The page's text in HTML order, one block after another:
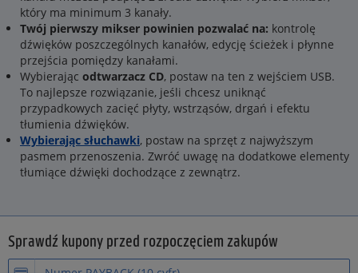
który ma minimum 3 kanały.
Twój pierwszy mikser powinien pozwalać na: kontrolę
dźwięków poszczególnych kanałów, edycję ścieżek i płynne
przejścia pomiędzy kanałami.
Wybierając odtwarzacz CD, postaw na ten z wejściem USB.
To najlepsze rozwiązanie, jeśli chcesz uniknąć
przypadkowych zacięć płyty, wstrząsów, drgań i efektu
tłumienia dźwięków.
Wybierając słuchawki, postaw na sprzęt z najwyższym
pasmem przenoszenia. Zwróć uwagę na dodatkowe elementy
tłumiące dźwięki dochodzące z zewnątrz.
Sprawdź kupony przed rozpoczęciem zakupów